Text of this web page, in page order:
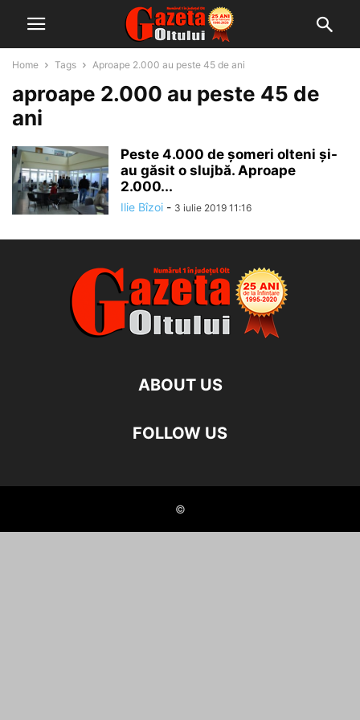
Home Tags Aproape 2.000 au peste 45 de ani
aproape 2.000 au peste 45 de
ani
Peste 4.000 de şomeri olteni şi-
au găsit o slujbă. Aproape
2.000...
Ilie Bîzoi - 3 iulie 2019 11:16
ABOUT US
FOLLOW US
©